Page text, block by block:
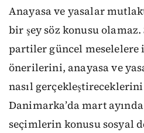
Anayasa ve yasalar
bir şey söz konusu
partiler güncel meselelere
önerilerini, anayasa ve
nasıl
Danimarka’da mart
seçimlerin konusu sosyal